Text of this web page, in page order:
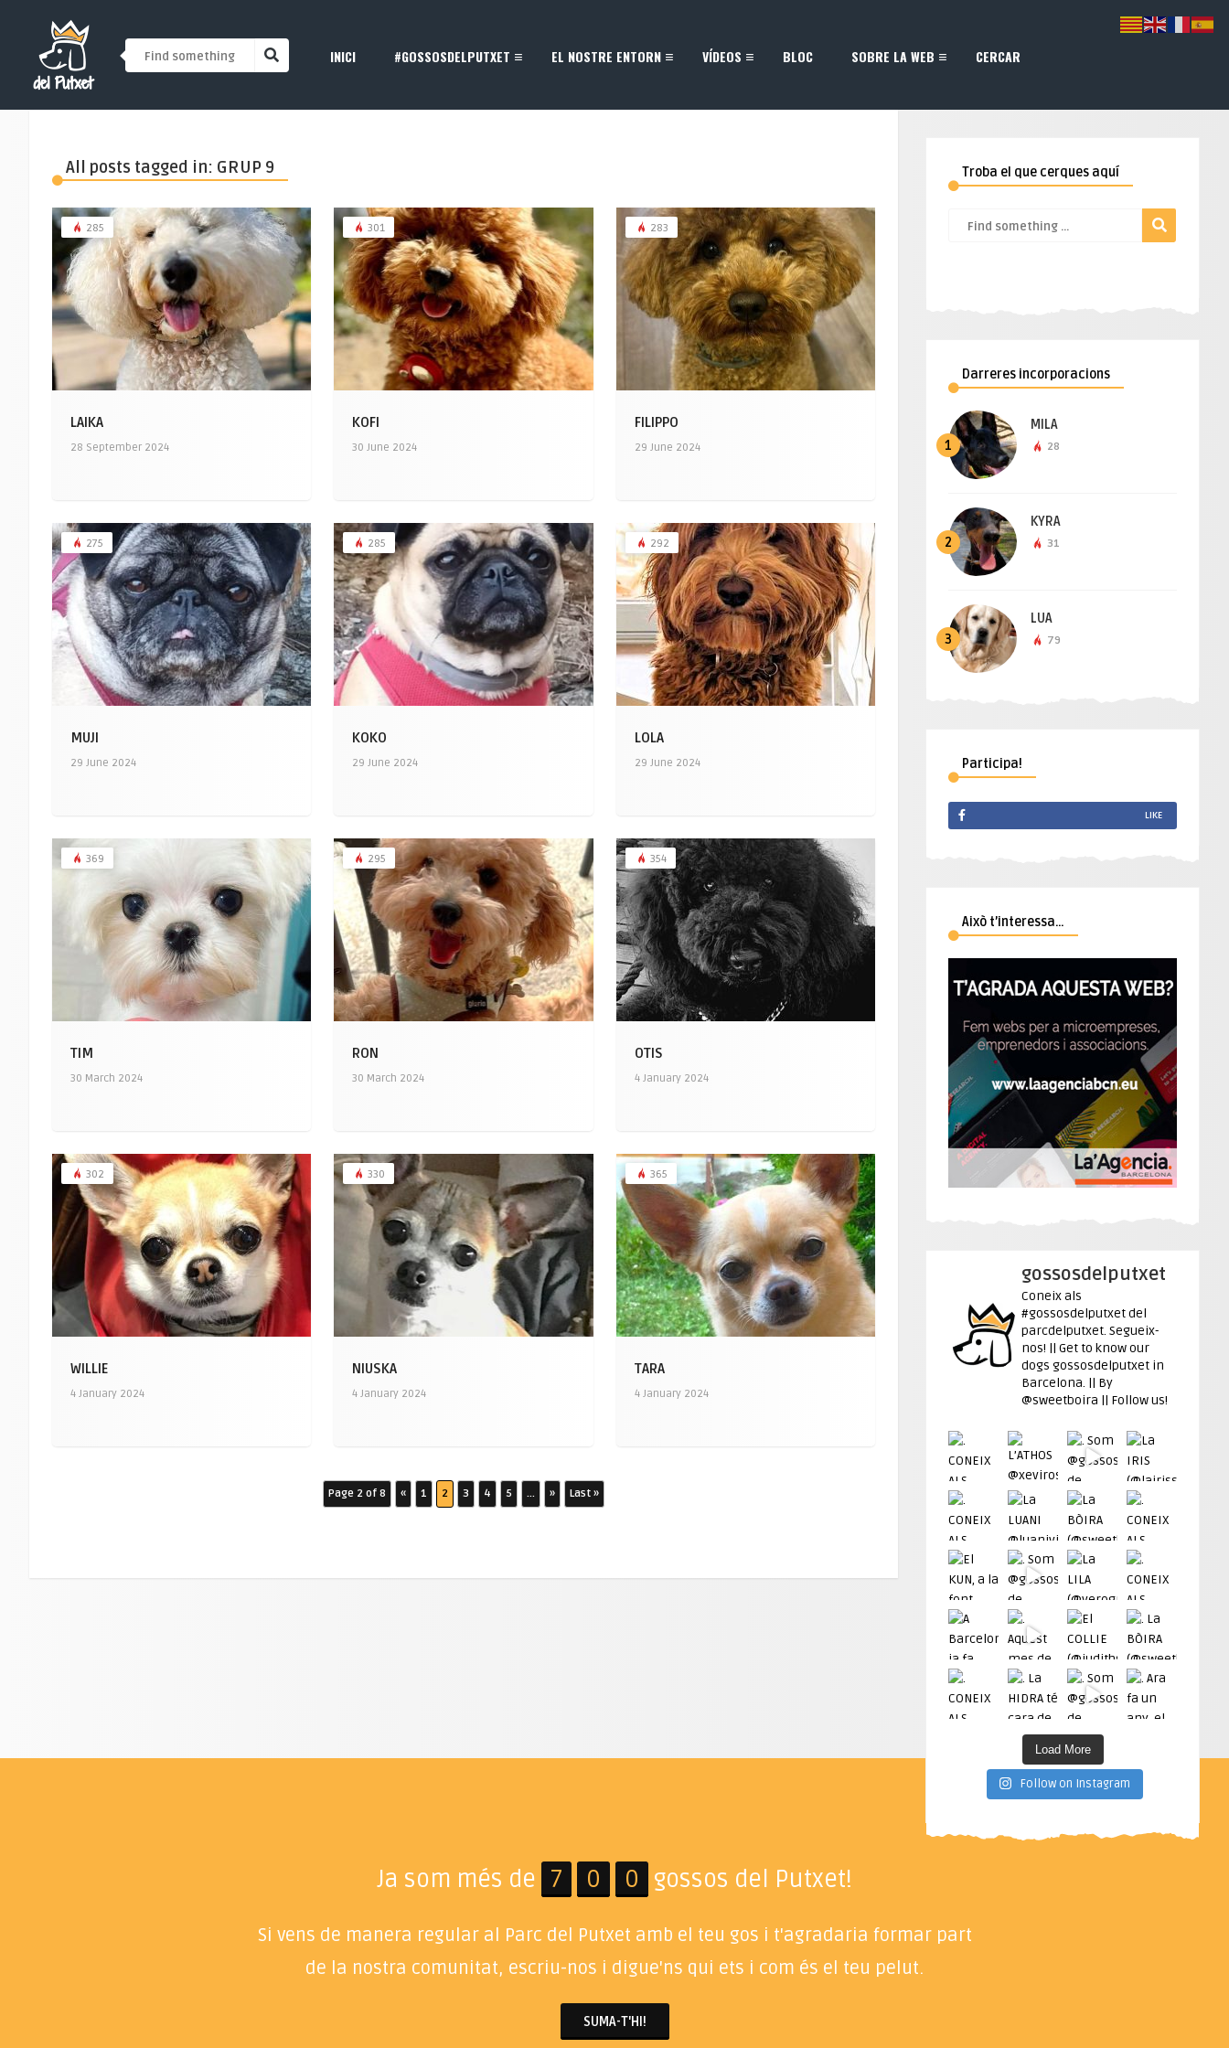
INICI #GOSSOSDELPUTXET EL NOSTRE ENTORN VÍDEOS BLOC SOBRE LA WEB CERCAR
All posts tagged in: GRUP 9
285
LAIKA
28 September 2024
301
KOFI
30 June 2024
283
FILIPPO
29 June 2024
275
MUJI
29 June 2024
285
KOKO
29 June 2024
292
LOLA
29 June 2024
369
TIM
30 March 2024
295
RON
30 March 2024
354
OTIS
4 January 2024
302
WILLIE
4 January 2024
330
NIUSKA
4 January 2024
365
TARA
4 January 2024
Page 2 of 8 « 1 2 3 4 5 ... » Last »
Troba el que cerques aquí
Darreres incorporacions
1
MILA
28
2
KYRA
31
3
LUA
79
Participa!
LIKE
Això t’interessa…
gossosdelputxet
Coneix als
#gossosdelputxet del
parcdelputxet. Segueix-
nos! || Get to know our
dogs gossosdelputxet in
Barcelona. || By
@sweetboira || Follow us!
Load More
Follow on Instagram
Ja som més de 7 0 0 gossos del Putxet!
Si vens de manera regular al Parc del Putxet amb el teu gos i t'agradaria formar part
de la nostra comunitat, escriu-nos i digue'ns qui ets i com és el teu pelut.
SUMA-T'HI!